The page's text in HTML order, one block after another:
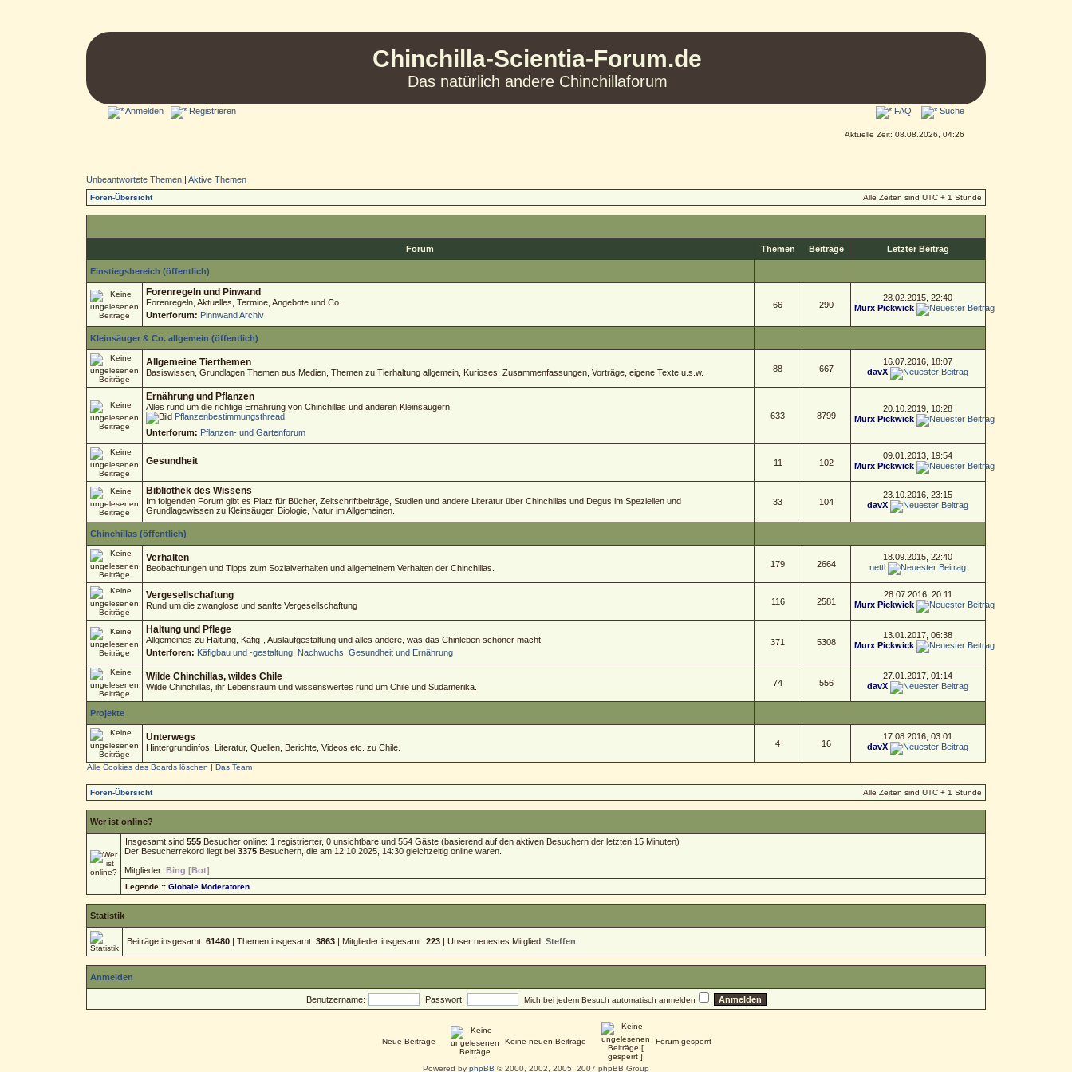
Chinchilla-Scientia-Forum.de
Das natürlich andere Chinchillaforum
Anmelden Registrieren FAQ Suche
Aktuelle Zeit: 08.08.2026, 04:26
Unbeantwortete Themen| Aktive Themen
Foren-Übersicht Alle Zeiten sind UTC + 1 Stunde
Forum Themen Beiträge Letzter Beitrag
Einstiegsbereich (öffentlich)
Forenregeln und Pinwand
Forenregeln, Aktuelles, Termine, Angebote und Co.
Unterforum: Pinnwand Archiv
66 290
28.02.2015, 22:40
Murx Pickwick
Kleinsäuger & Co. allgemein (öffentlich)
Allgemeine Tierthemen
Basiswissen, Grundlagen Themen aus Medien, Themen zu Tierhaltung allgemein, Kurioses, Zusammenfassungen, Vorträge, eigene Texte u.s.w. 88 667
16.07.2016, 18:07
davX
Ernährung und Pflanzen
Alles rund um die richtige Ernährung von Chinchillas und anderen Kleinsäugern.
Pflanzenbestimmungsthread
Unterforum: Pflanzen- und Gartenforum
633 8799
20.10.2019, 10:28
Murx Pickwick
Gesundheit 11 102
09.01.2013, 19:54
Murx Pickwick
Bibliothek des Wissens
Im folgenden Forum gibt es Platz für Bücher, Zeitschriftbeiträge, Studien und andere Literatur über Chinchillas und Degus im Speziellen und
Grundlagewissen zu Kleinsäuger, Biologie, Natur im Allgemeinen.
33 104
23.10.2016, 23:15
davX
Chinchillas (öffentlich)
Verhalten
Beobachtungen und Tipps zum Sozialverhalten und allgemeinem Verhalten der Chinchillas. 179 2664
18.09.2015, 22:40
nettl
Vergesellschaftung
Rund um die zwanglose und sanfte Vergesellschaftung 116 2581
28.07.2016, 20:11
Murx Pickwick
Haltung und Pflege
Allgemeines zu Haltung, Käfig-, Auslaufgestaltung und alles andere, was das Chinleben schöner macht
Unterforen: Käfigbau und -gestaltung, Nachwuchs Gesundheit und Ernährung
371 5308
13.01.2017, 06:38
Murx Pickwick
Wilde Chinchillas, wildes Chile
Wilde Chinchillas, ihr Lebensraum und wissenswertes rund um Chile und Südamerika. 74 556
27.01.2017, 01:14
davX
Projekte
Unterwegs
Hintergrundinfos, Literatur, Quellen, Berichte, Videos etc. zu Chile. 4 16
17.08.2016, 03:01
davX
Alle Cookies des Boards löschen | Das Team
Foren-Übersicht Alle Zeiten sind UTC + 1 Stunde
Wer ist online?
Insgesamt sind 555Besucher online: 1 registrierter, 0 unsichtbare und 554 Gäste (basierend auf den aktiven Besuchern der letzten 15 Minuten)
Der Besucherrekord liegt bei 3375Besuchern, die am 12.10.2025, 14:30 gleichzeitig online waren.
Mitglieder: Bing [Bot]
Legende :: Globale Moderatoren
Statistik
Beiträge insgesamt: 61480| Themen insgesamt: 3863| Mitglieder insgesamt: 223| Unser neuestes Mitglied: Steffen
Anmelden
Benutzername: Passwort: Mich bei jedem Besuch automatisch anmelden
Neue Beiträge Keine neuen Beiträge Forum gesperrt
Powered by phpBB © 2000, 2002, 2005, 2007 phpBB Group